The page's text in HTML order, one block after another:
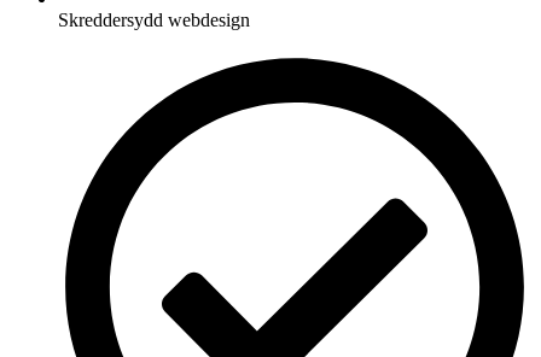
Skreddersydd webdesign